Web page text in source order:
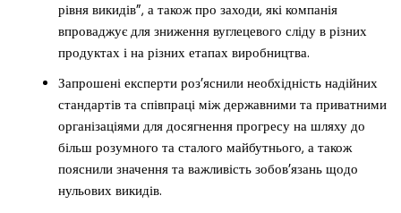
рівня викидів”, а також про заходи, які компанія
впроваджує для зниження вуглецевого сліду в різних
продуктах і на різних етапах виробництва.
Запрошені експерти роз’яснили необхідність надійних
стандартів та співпраці між державними та приватними
організаціями для досягнення прогресу на шляху до
більш розумного та сталого майбутнього, а також
пояснили значення та важливість зобов’язань щодо
нульових викидів.